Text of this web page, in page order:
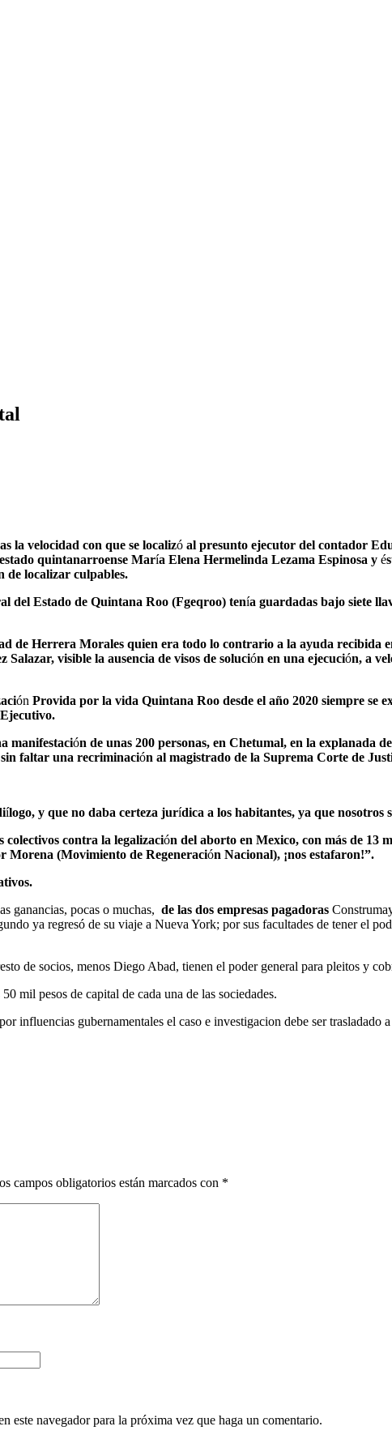
la velocidad con que se localizó al presunto ejecutor del contador
quintanarroense María Elena Hermelinda Lezama Espinosa y é
de localizar culpables.
del Estado de Quintana Roo (Fgeqroo) tenía guardadas bajo siete
de Herrera Morales quien era todo lo contrario a la ayuda recibida
Salazar, visible la ausencia de visos de solución en una ejecución, a
ón Provida por la vida Quintana Roo desde el año 2020 siempre se
manifestación de unas 200 personas, en Chetumal, en la explanada
faltar una recriminación al magistrado de la Suprema Corte de
ílogo, y que no daba certeza jurídica a los habitantes, ya que nosotros
colectivos contra la legalización del aborto en Mexico, con más de 13
Morena (Movimiento de Regeneración Nacional), ¡nos estafaron!”.
ganancias, pocas o muchas, de las dos empresas pagadoras
ya regresó de su viaje a Nueva York; por sus facultades de tener el
de socios, menos Diego Abad, tienen el poder general para pleitos y
mil pesos de capital de cada una de las sociedades.
influencias gubernamentales el caso e investigacion debe ser trasladado a
campos obligatorios están marcados con *
este navegador para la próxima vez que haga un comentario.